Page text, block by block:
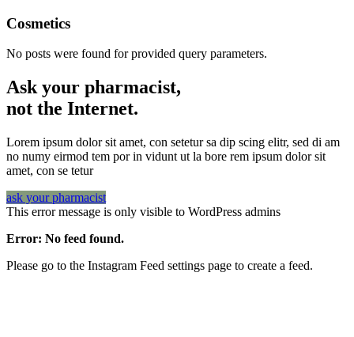
Cosmetics
No posts were found for provided query parameters.
Ask your pharmacist,
not the Internet.
Lorem ipsum dolor sit amet, con setetur sa dip scing elitr, sed di am
no numy eirmod tem por in vidunt ut la bore rem ipsum dolor sit
amet, con se tetur
ask your pharmacist
This error message is only visible to WordPress admins
Error: No feed found.
Please go to the Instagram Feed settings page to create a feed.